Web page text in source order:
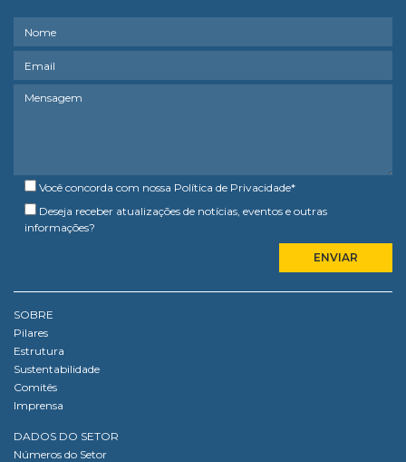
Você concorda com nossa Política de Privacidade*
Deseja receber atualizações de notícias, eventos e outras
informações?
SOBRE
Pilares
Estrutura
Sustentabilidade
Comitês
Imprensa
DADOS DO SETOR
Números do Setor